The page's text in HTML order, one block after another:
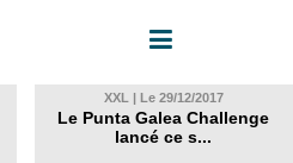
XXL | Le 29/12/2017
Le Punta Galea Challenge
lancé ce s...